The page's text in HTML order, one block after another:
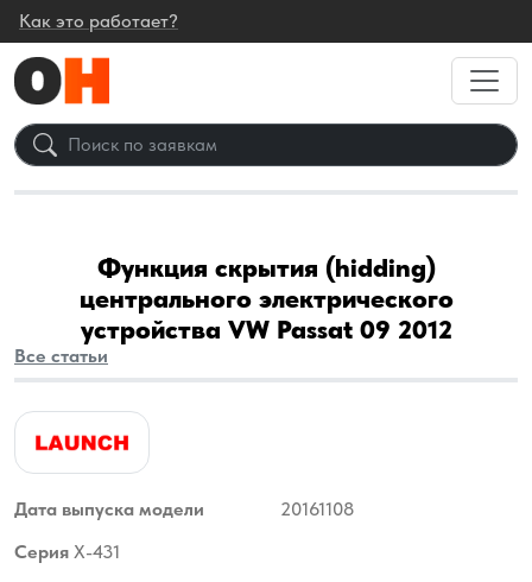
Как это работает?
Все статьи
Функция скрытия (hidding)
центрального электрического
устройства VW Passat 09 2012
Дата выпуска модели
20161108
Серия X-431